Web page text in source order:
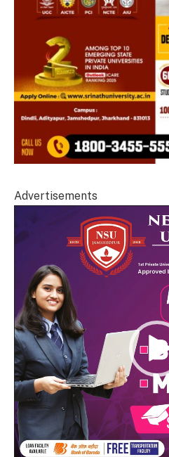
Advertisements
Player